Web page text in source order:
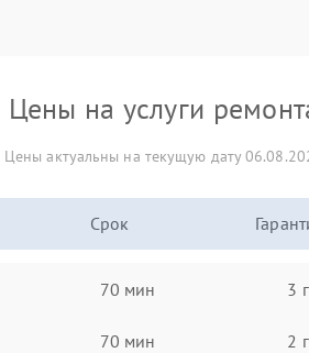
Цены на услуги
Цены актуальны на текущую дату
Срок
70 мин 3
70 мин 2